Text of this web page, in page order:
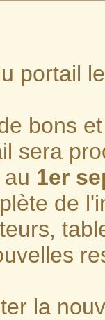
portail
bons
sera
1er
de
la